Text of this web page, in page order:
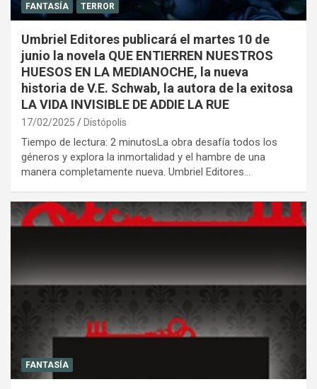
FANTASÍA TERROR
Umbriel Editores publicará el martes 10 de
junio la novela QUE ENTIERREN NUESTROS
HUESOS EN LA MEDIANOCHE, la nueva
historia de V.E. Schwab, la autora de la exitosa
LA VIDA INVISIBLE DE ADDIE LA RUE
17/02/2025 Distópolis
Tiempo de lectura: 2 minutosLa obra desafía todos los
géneros y explora la inmortalidad y el hambre de una
manera completamente nueva. Umbriel Editores…
FANTASÍA